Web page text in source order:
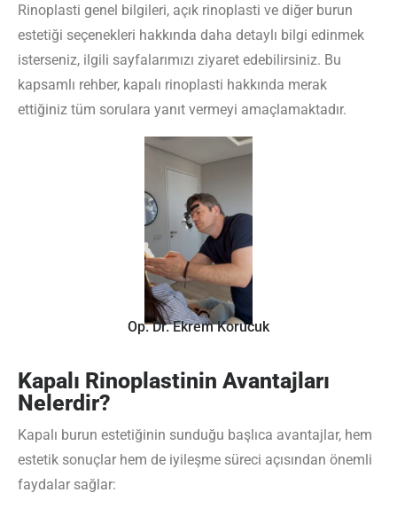
Rinoplasti genel bilgileri, açık rinoplasti ve diğer burun
estetiği seçenekleri hakkında daha detaylı bilgi edinmek
isterseniz, ilgili sayfalarımızı ziyaret edebilirsiniz. Bu
kapsamlı rehber, kapalı rinoplasti hakkında merak
ettiğiniz tüm sorulara yanıt vermeyi amaçlamaktadır.
Op. Dr. Ekrem Korucuk
Kapalı Rinoplastinin Avantajları
Nelerdir?
Kapalı burun estetiğinin sunduğu başlıca avantajlar, hem
estetik sonuçlar hem de iyileşme süreci açısından önemli
faydalar sağlar: